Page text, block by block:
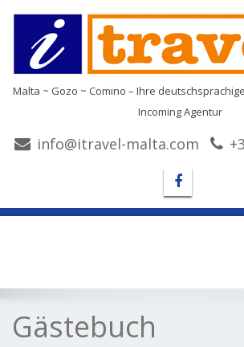
Malta ~ Gozo ~ Comino – Ihre
Incoming Agentur
info@itravel-malta.com
Gästebuch